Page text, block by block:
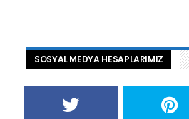
SOSYAL MEDYA HESAPLARIMIZ